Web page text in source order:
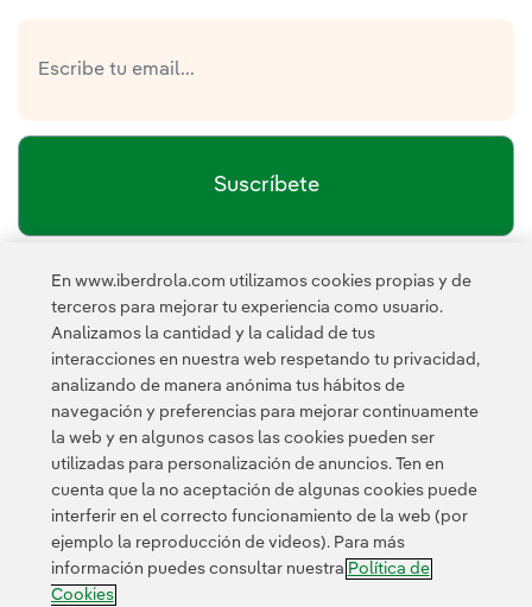
Suscríbete
He leído y acepto lapolítica de privacidad de la
Newsletter
Enlace externo, se abre en ventana nueva.
Esta página está protegida por reCAPTCHA y se aplican la
Política de privacidad Términos de servicio de
Contacta Clientes Política de Privacidad Información legal
Política de cookies Configuración de cookies Accesibilidad
En www.iberdrola.com utilizamos cookies propias y de
terceros para mejorar tu experiencia como usuario.
Analizamos la cantidad y la calidad de tus
interacciones en nuestra web respetando tu privacidad,
analizando de manera anónima tus hábitos de
navegación y preferencias para mejorar continuamente
la web y en algunos casos las cookies pueden ser
utilizadas para personalización de anuncios. Ten en
cuenta que la no aceptación de algunas cookies puede
interferir en el correcto funcionamiento de la web (por
ejemplo la reproducción de videos). Para más
información puedes consultar nuestra Política de
Cookies